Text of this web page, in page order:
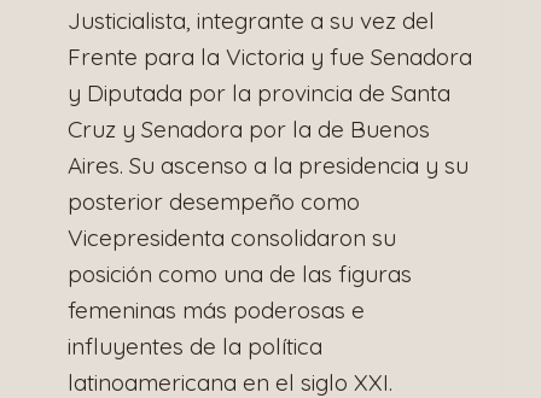
Justicialista, integrante a su vez del
Frente para la Victoria y fue Senadora
y Diputada por la provincia de Santa
Cruz y Senadora por la de Buenos
Aires. Su ascenso a la presidencia y su
posterior desempeño como
Vicepresidenta consolidaron su
posición como una de las figuras
femeninas más poderosas e
influyentes de la política
latinoamericana en el siglo XXI.